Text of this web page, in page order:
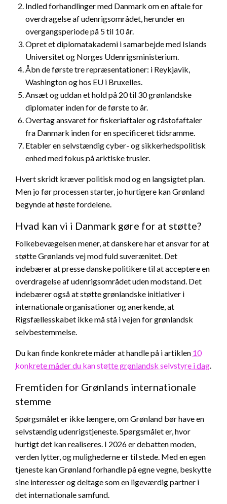
Indled forhandlinger med Danmark om en aftale for
overdragelse af udenrigsområdet, herunder en
overgangsperiode på 5 til 10 år.
Opret et diplomatakademi i samarbejde med Islands
Universitet og Norges Udenrigsministerium.
Åbn de første tre repræsentationer: i Reykjavik,
Washington og hos EU i Bruxelles.
Ansæt og uddan et hold på 20 til 30 grønlandske
diplomater inden for de første to år.
Overtag ansvaret for fiskeriaftaler og råstofaftaler
fra Danmark inden for en specificeret tidsramme.
Etabler en selvstændig cyber- og sikkerhedspolitisk
enhed med fokus på arktiske trusler.
Hvert skridt kræver politisk mod og en langsigtet plan.
Men jo før processen starter, jo hurtigere kan Grønland
begynde at høste fordelene.
Hvad kan vi i Danmark gøre for at støtte?
Folkebevægelsen mener, at danskere har et ansvar for at
støtte Grønlands vej mod fuld suverænitet. Det
indebærer at presse danske politikere til at acceptere en
overdragelse af udenrigsområdet uden modstand. Det
indebærer også at støtte grønlandske initiativer i
internationale organisationer og anerkende, at
Rigsfællesskabet ikke må stå i vejen for grønlandsk
selvbestemmelse.
Du kan finde konkrete måder at handle på i artiklen 10
konkrete måder du kan støtte grønlandsk selvstyre i dag.
Fremtiden for Grønlands internationale
stemme
Spørgsmålet er ikke længere, om Grønland bør have en
selvstændig udenrigstjeneste. Spørgsmålet er, hvor
hurtigt det kan realiseres. I 2026 er debatten moden,
verden lytter, og mulighederne er til stede. Med en egen
tjeneste kan Grønland forhandle på egne vegne, beskytte
sine interesser og deltage som en ligeværdig partner i
det internationale samfund.